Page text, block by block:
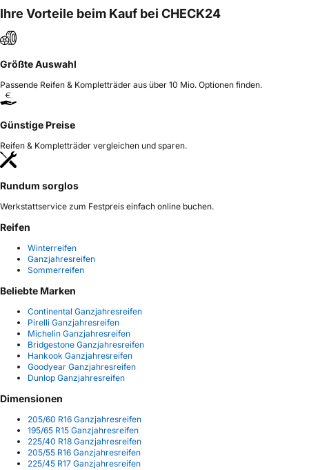
Ihre Vorteile beim Kauf bei CHECK24
Größte Auswahl
Passende Reifen & Kompletträder aus über 10 Mio. Optionen finden.
Günstige Preise
Reifen & Kompletträder vergleichen und sparen.
Rundum sorglos
Werkstattservice zum Festpreis einfach online buchen.
Reifen
Winterreifen
Ganzjahresreifen
Sommerreifen
Beliebte Marken
Continental Ganzjahresreifen
Pirelli Ganzjahresreifen
Michelin Ganzjahresreifen
Bridgestone Ganzjahresreifen
Hankook Ganzjahresreifen
Goodyear Ganzjahresreifen
Dunlop Ganzjahresreifen
Dimensionen
205/60 R16 Ganzjahresreifen
195/65 R15 Ganzjahresreifen
225/40 R18 Ganzjahresreifen
205/55 R16 Ganzjahresreifen
225/45 R17 Ganzjahresreifen